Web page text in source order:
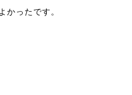
かったです。